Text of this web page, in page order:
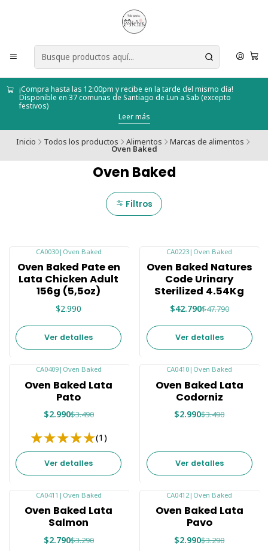
¡Compra hasta las 12:00pm y recibe en la tarde del mismo día!
Disponible en 37 comunas de Santiago de Lun a Sab (excepto
festivos)
Leer más
Inicio Todos los productos Alimentos Marcas de alimentos
Oven Baked
Oven Baked
Filtros
CA0030| Oven Baked
Oven Baked Pate en
Lata Chicken Adult
156g (5,5oz)
$2.990
Ver detalles
Agotado
CA0223 | Oven Baked
Oven Baked Natures
Code Urinary
Sterilized 4.54Kg
$42.790$47.790
Ver detalles
Agotado
CA0409| Oven Baked
Oven Baked Lata
Pato
$2.990$3.490
(1)
Ver detalles
Agotado
CA0410 | Oven Baked
Oven Baked Lata
Codorniz
$2.990$3.490
Ver detalles
Agotado
CA0411 | Oven Baked
Oven Baked Lata
Salmon
$2.790$3.290
Agotado
CA0412 | Oven Baked
Oven Baked Lata
Pavo
$2.990$3.290